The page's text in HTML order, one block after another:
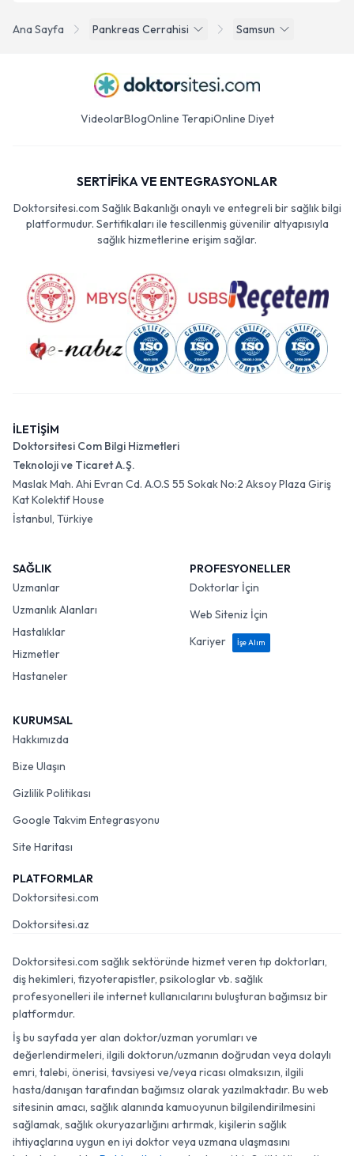
Ana Sayfa Pankreas Cerrahisi Samsun
VideolarBlogOnline TerapiOnline Diyet
SERTİFİKA VE ENTEGRASYONLAR
Doktorsitesi.com Sağlık Bakanlığı onaylı ve entegreli bir sağlık bilgi
platformudur. Sertifikaları ile tescillenmiş güvenilir altyapısıyla
sağlık hizmetlerine erişim sağlar.
İLETİŞİM
Doktorsitesi Com Bilgi Hizmetleri
Teknoloji ve Ticaret A.Ş.
Maslak Mah. Ahi Evran Cd. A.O.S 55 Sokak No:2 Aksoy Plaza Giriş
Kat Kolektif House
İstanbul, Türkiye
SAĞLIK
Uzmanlar
Uzmanlık Alanları
Hastalıklar
Hizmetler
Hastaneler
PROFESYONELLER
Doktorlar İçin
Web Siteniz İçin
Kariyer
İşe Alım
KURUMSAL
Hakkımızda
Bize Ulaşın
Gizlilik Politikası
Google Takvim Entegrasyonu
Site Haritası
PLATFORMLAR
Doktorsitesi.com
Doktorsitesi.az
Doktorsitesi.com sağlık sektöründe hizmet veren tıp doktorları,
diş hekimleri, fizyoterapistler, psikologlar vb. sağlık
profesyonelleri ile internet kullanıcılarını buluşturan bağımsız bir
platformdur.
İş bu sayfada yer alan doktor/uzman yorumları ve
değerlendirmeleri, ilgili doktorun/uzmanın doğrudan veya dolaylı
emri, talebi, önerisi, tavsiyesi ve/veya ricası olmaksızın, ilgili
hasta/danışan tarafından bağımsız olarak yazılmaktadır. Bu web
sitesinin amacı, sağlık alanında kamuoyunun bilgilendirilmesini
sağlamak, sağlık okuryazarlığını artırmak, kişilerin sağlık
ihtiyaçlarına uygun en iyi doktor veya uzmana ulaşmasını